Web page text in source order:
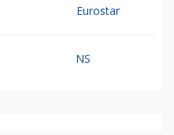
Eurostar
NS